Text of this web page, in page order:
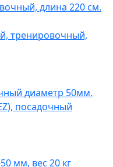
тренировочный,
посадочный